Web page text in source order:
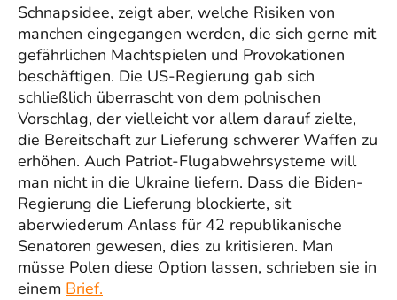
Schnapsidee, zeigt aber, welche Risiken von
manchen eingegangen werden, die sich gerne mit
gefährlichen Machtspielen und Provokationen
beschäftigen. Die US-Regierung gab sich
schließlich überrascht von dem polnischen
Vorschlag, der vielleicht vor allem darauf zielte,
die Bereitschaft zur Lieferung schwerer Waffen zu
erhöhen. Auch Patriot-Flugabwehrsysteme will
man nicht in die Ukraine liefern. Dass die Biden-
Regierung die Lieferung blockierte, sit
aberwiederum Anlass für 42 republikanische
Senatoren gewesen, dies zu kritisieren. Man
müsse Polen diese Option lassen, schrieben sie in
einem Brief.